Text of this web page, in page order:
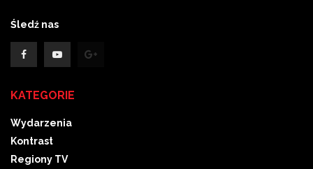
Śledź nas
KATEGORIE
Wydarzenia
Kontrast
Regiony TV